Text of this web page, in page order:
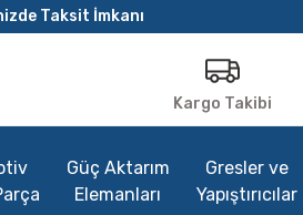
Taksit İmkanı
Kargo Takibi
Güç Aktarım
Elemanları
Gresler ve
Yapıştırıcılar